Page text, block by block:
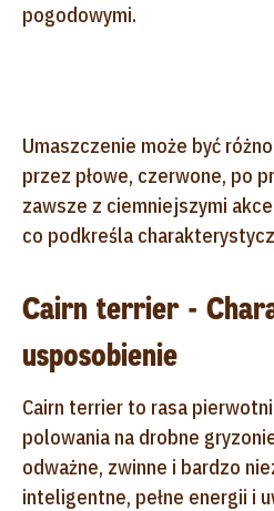
pogodowymi.
Umaszczenie może być
przez płowe, czerwone, po
zawsze z ciemniejszymi
co podkreśla
Cairn terrier -
usposobienie
Cairn terrier to rasa
polowania na drobne
odważne, zwinne i bardzo
inteligentne, pełne energii i